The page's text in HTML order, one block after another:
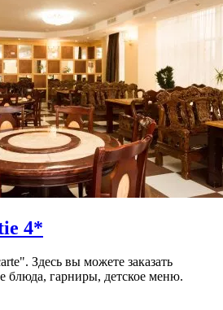
4*
Здесь вы можете заказать
блюда, гарниры, детское меню.